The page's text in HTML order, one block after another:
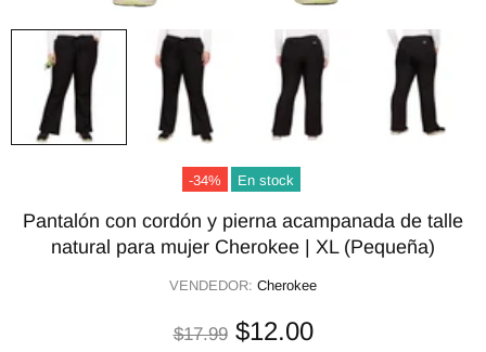
-34% En stock
Pantalón con cordón y pierna acampanada de talle
natural para mujer Cherokee | XL (Pequeña)
VENDEDOR: Cherokee
$17.99 $12.00